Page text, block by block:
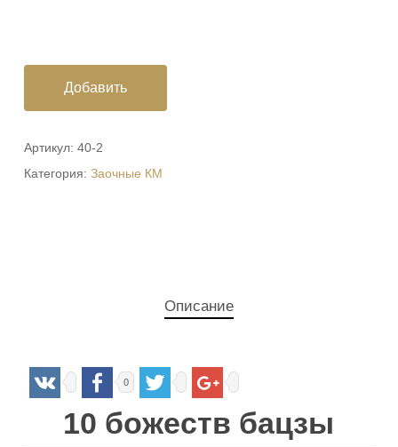
Добавить
Артикул: 40-2
Категория: Заочные КМ
Описание
0
10 божеств бацзы